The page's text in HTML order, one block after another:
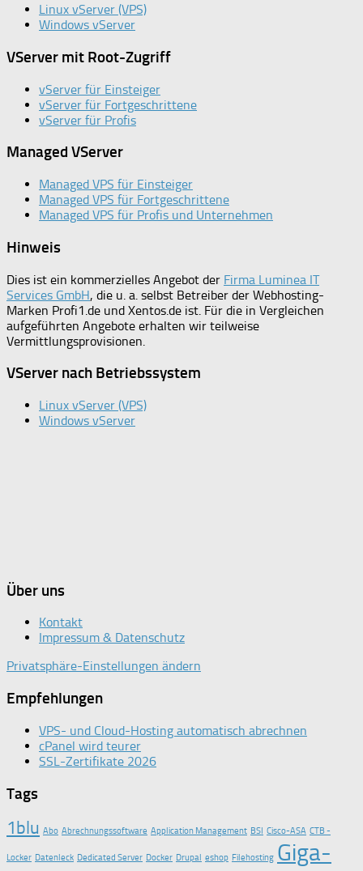
Linux vServer (VPS)
Windows vServer
VServer mit Root-Zugriff
vServer für Einsteiger
vServer für Fortgeschrittene
vServer für Profis
Managed VServer
Managed VPS für Einsteiger
Managed VPS für Fortgeschrittene
Managed VPS für Profis und Unternehmen
Hinweis
Dies ist ein kommerzielles Angebot der Firma Luminea IT
Services GmbH, die u. a. selbst Betreiber der Webhosting-
Marken Profi1.de und Xentos.de ist. Für die in Vergleichen
aufgeführten Angebote erhalten wir teilweise
Vermittlungsprovisionen.
VServer nach Betriebssystem
Linux vServer (VPS)
Windows vServer
Über uns
Kontakt
Impressum & Datenschutz
Privatsphäre-Einstellungen ändern
Empfehlungen
VPS- und Cloud-Hosting automatisch abrechnen
cPanel wird teurer
SSL-Zertifikate 2026
Tags
1blu Abo Abrechnungssoftware Application Management BSI Cisco-ASA CTB -
Locker Datenleck Dedicated Server Docker Drupal eshop Filehosting Giga-